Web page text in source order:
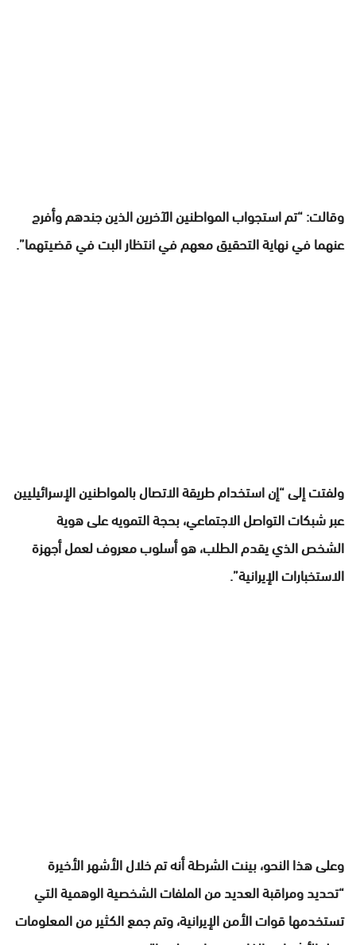
وقالت: “تم استجواب المواطنين الآخرين الذين جندهم وأفرج
عنهما في نهاية التحقيق معهم في انتظار البت في قضيتهما”.
ولفتت إلى “إن استخدام طريقة الاتصال بالمواطنين الإسرائيليين
عبر شبكات التواصل الاجتماعي، بحجة التمويه على هوية
الشخص الذي يقدم الطلب، هو أسلوب معروف لعمل أجهزة
الاستخبارات الإيرانية”.
وعلى هذا النحو، بينت الشرطة أنه تم خلال الأشهر الأخيرة
“تحديد ومراقبة العديد من الملفات الشخصية الوهمية التي
تستخدمها قوات الأمن الإيرانية، وتم جمع الكثير من المعلومات